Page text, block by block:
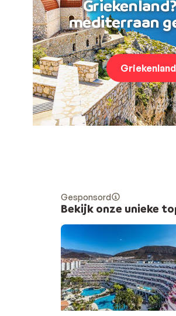
mediterraan
Griekenland
Gesponsord
Bekijk onze unieke